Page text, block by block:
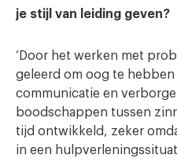
je stijl van leiding geven?
‘Door het werken met
geleerd om oog te
communicatie en
boodschappen tussen
tijd ontwikkeld, zeker
in een